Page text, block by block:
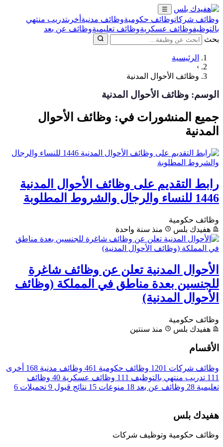
☰
وظائف شركاتوظائف حكوميةوظائف مدنية أخرىتدريب منتهي
بالتوظيفوظائف عسكريةوظائف تعليميةوظائف عن بعد
بحث
الرئيسية
›
وظائف الأحوال المدنية
الوسم: وظائف الأحوال المدنية
جميع المنشورات في: وظائف الأحوال
المدنية
رابط التقديم على وظائف الأحوال المدنية
1446 للنساء والرجال والشروط المطلوبة
وظائف حكومية
هفيدك بلس
منذ سنة واحدة
الأحوال المدنية تعلن عن وظائف شاغرة
للجنسين بعدة مناطق في المملكة (وظائف
الأحوال المدنية)
وظائف حكومية
هفيدك بلس
منذ سنتين
الأقسام
وظائف شركات 1201 وظائف حكومية 461 وظائف مدنية 168 أخرى
111 تدريب منتهي بالتوظيف 111 وظائف عسكرية 40 وظائف
تعليمية 28 وظائف عن بعد 18 منوعات 15 نتائج قبول 9 تحميلات 6
هفيدك بلس
وظائف حكومية وتوظيف شركات